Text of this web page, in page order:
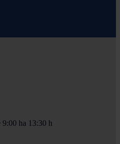
ha 13:30 h